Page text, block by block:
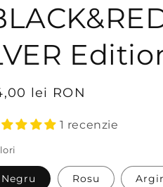
lei RON
1 recenzie
Negru Rosu